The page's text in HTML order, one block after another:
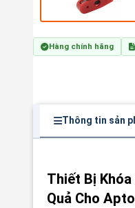
Hàng chính hãng
Thông tin sản
Thiết Bị Khóa
Quả Cho